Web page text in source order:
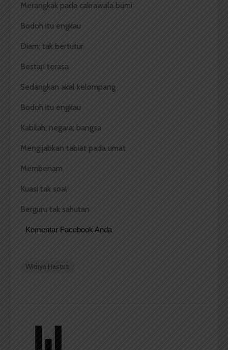
Merangkak pada cakrawala bumi
Bodoh itu engkau
Diam; tak bertutur
Bestari terasa
Sedangkan akal kelompang
Bodoh itu engkau
Kabilah; negara; bangsa
Mengijabkan tabiat pada umat
Membenam
Kuasi tak soal
Berguru tak sahutan
Komentar Facebook Anda
Widiya Hastuti